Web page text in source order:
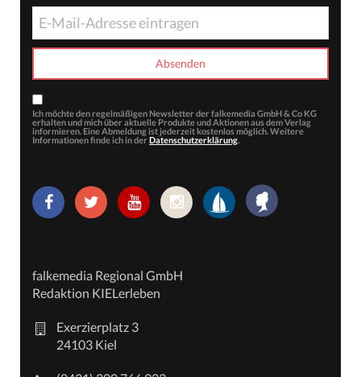
Ich möchte den regelmäßigen Newsletter der falkemedia GmbH & Co KG
erhalten und mich über aktuelle Produkte und Aktionen aus dem Verlag
informieren. Eine Abmeldung ist jederzeit kostenlos möglich. Weitere
Informationen finde ich in der Datenschutzerklärung.
falkemedia Regional GmbH
Redaktion KIELerleben
Exerzierplatz 3
24103 Kiel